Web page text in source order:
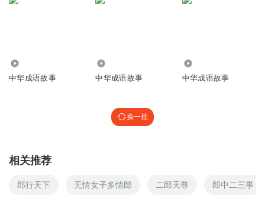
中华成语故事 中华成语故事 中华成语故事
换一批
相关推荐
郎行天下 无情女子多情郎 二郎天尊 郎中二三事